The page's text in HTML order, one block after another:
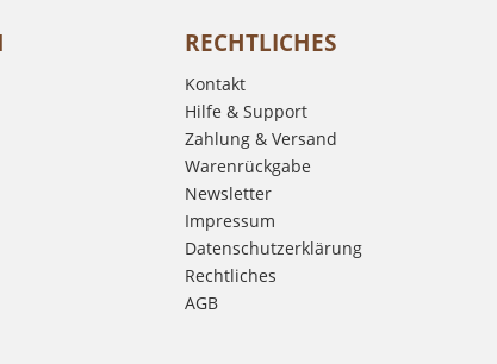
RECHTLICHES
Kontakt
Hilfe & Support
Zahlung & Versand
Warenrückgabe
Newsletter
Impressum
Datenschutzerklärung
Rechtliches
AGB